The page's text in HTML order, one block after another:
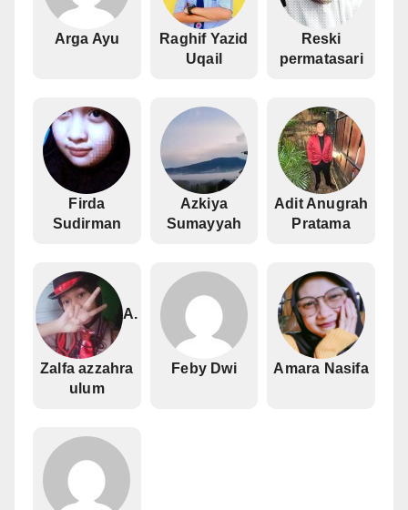
Arga Ayu
Raghif Yazid
Uqail
Reski
permatasari
Firda
Sudirman
Azkiya
Sumayyah
Adit Anugrah
Pratama
A.
Zalfa azzahra
ulum
Feby Dwi Amara Nasifa